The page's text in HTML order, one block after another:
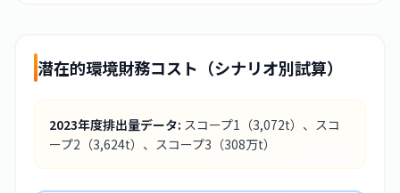
潜在的環境財務コスト（シナリオ別試算）
2023年度排出量データ: スコープ1 （3,072t） 、スコ
ープ2 （3,624t） 、スコープ3 （308万t）